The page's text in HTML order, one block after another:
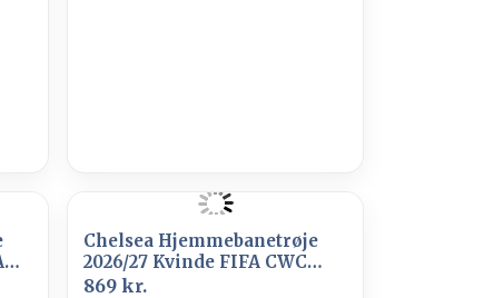
Chelsea Hjemmebanetrøje
2026/27 Kvinde FIFA CWC
2025 Champions Badge
869 kr.